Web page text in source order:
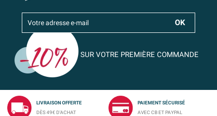
SUR VOTRE PREMIÈRE COMMANDE
LIVRAISON OFFERTE
DÈS 49€ D'ACHAT
PAIEMENT SÉCURISÉ
AVEC CB ET PAYPAL